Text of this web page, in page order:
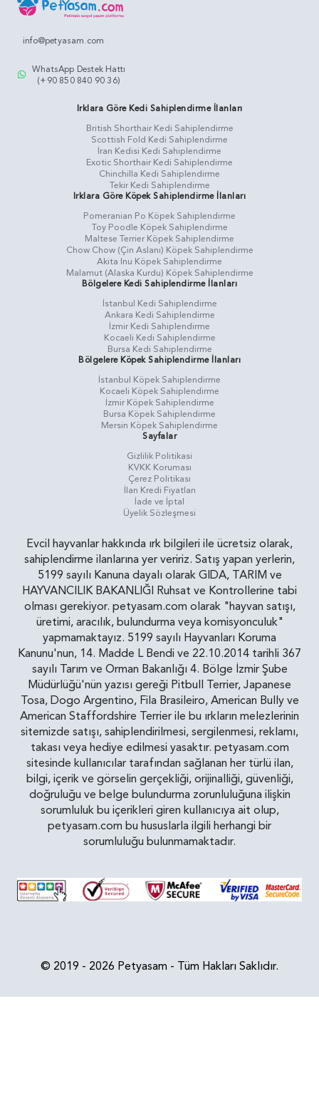
info@petyasam.com
WhatsApp Destek Hattı
(+90 850 840 90 36)
Irklara Göre Kedi Sahiplendirme İlanları
British Shorthair Kedi Sahiplendirme
Scottish Fold Kedi Sahiplendirme
İran Kedisi Kedi Sahiplendirme
Exotic Shorthair Kedi Sahiplendirme
Chinchilla Kedi Sahiplendirme
Tekir Kedi Sahiplendirme
Irklara Göre Köpek Sahiplendirme İlanları
Pomeranian Po Köpek Sahiplendirme
Toy Poodle Köpek Sahiplendirme
Maltese Terrier Köpek Sahiplendirme
Chow Chow (Çin Aslanı) Köpek Sahiplendirme
Akita Inu Köpek Sahiplendirme
Malamut (Alaska Kurdu) Köpek Sahiplendirme
Bölgelere Kedi Sahiplendirme İlanları
İstanbul Kedi Sahiplendirme
Ankara Kedi Sahiplendirme
İzmir Kedi Sahiplendirme
Kocaeli Kedi Sahiplendirme
Bursa Kedi Sahiplendirme
Bölgelere Köpek Sahiplendirme İlanları
İstanbul Köpek Sahiplendirme
Kocaeli Köpek Sahiplendirme
İzmir Köpek Sahiplendirme
Bursa Köpek Sahiplendirme
Mersin Köpek Sahiplendirme
Sayfalar
Gizlilik Politikasi
KVKK Koruması
Çerez Politikası
İlan Kredi Fiyatları
İade ve İptal
Üyelik Sözleşmesi
Evcil hayvanlar hakkında ırk bilgileri ile ücretsiz olarak,
sahiplendirme ilanlarına yer veririz. Satış yapan yerlerin,
5199 sayılı Kanuna dayalı olarak GIDA, TARIM ve
HAYVANCILIK BAKANLIĞI Ruhsat ve Kontrollerine tabi
olması gerekiyor. petyasam.com olarak "hayvan satışı,
üretimi, aracılık, bulundurma veya komisyonculuk"
yapmamaktayız. 5199 sayılı Hayvanları Koruma
Kanunu'nun, 14. Madde L Bendi ve 22.10.2014 tarihli 367
sayılı Tarım ve Orman Bakanlığı 4. Bölge İzmir Şube
Müdürlüğü'nün yazısı gereği Pitbull Terrier, Japanese
Tosa, Dogo Argentino, Fila Brasileiro, American Bully ve
American Staffordshire Terrier ile bu ırkların melezlerinin
sitemizde satışı, sahiplendirilmesi, sergilenmesi, reklamı,
takası veya hediye edilmesi yasaktır. petyasam.com
sitesinde kullanıcılar tarafından sağlanan her türlü ilan,
bilgi, içerik ve görselin gerçekliği, orijinalliği, güvenliği,
doğruluğu ve belge bulundurma zorunluluğuna ilişkin
sorumluluk bu içerikleri giren kullanıcıya ait olup,
petyasam.com bu hususlarla ilgili herhangi bir
sorumluluğu bulunmamaktadır.
© 2019 - 2026 Petyasam - Tüm Hakları Saklıdır.